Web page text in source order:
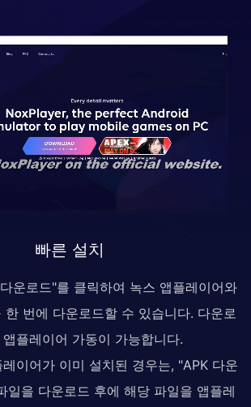
빠른 설치
운로드"를 클릭하여 녹스 앱플레이어와
한 번에 다운로드할 수 있습니다. 다운로
앱플레이어 가동이 가능합니다.
이어가 이미 설치된 경우는, "APK 다운
일을 다운로드 후에 해당 파일을 앱플레